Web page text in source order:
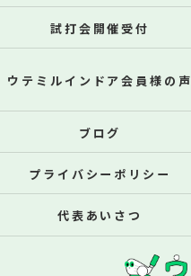
試打会開催受付
ウテミルインドア会員様の声
ブログ
プライバシーポリシー
代表あいさつ